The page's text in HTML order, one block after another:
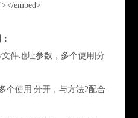
embed>
件地址参数，多个使用|分
个使用|分开，与方法2配合